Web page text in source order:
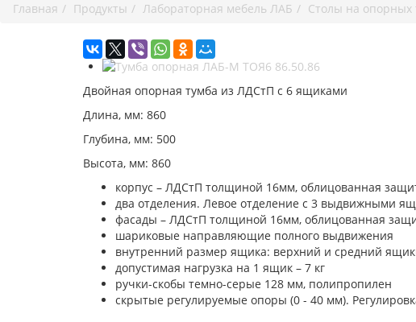
Главная Продукты Лабораторная мебель ЛАБ Столы на опорных
Двойная опорная тумба из ЛДСтП с 6 ящиками
Длина, мм: 860
Глубина, мм: 500
Высота, мм: 860
корпус – ЛДСтП толщиной 16мм, облицованная
два отделения. Левое отделение с 3 выдвижными
фасады – ЛДСтП толщиной 16мм, облицованная
шариковые направляющие полного выдвижения
внутренний размер ящика: верхний и средний
допустимая нагрузка на 1 ящик – 7 кг
ручки-скобы темно-серые 128 мм, полипропилен
скрытые регулируемые опоры (0 - 40 мм).